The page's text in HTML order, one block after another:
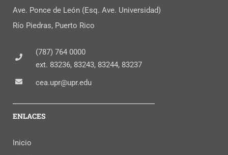
Ave. Ponce de León (Esq. Ave. Universidad)
Río Piedras, Puerto Rico
(787) 764 0000
ext. 83236, 83243, 83244, 83237
cea.upr@upr.edu
ENLACES
Inicio